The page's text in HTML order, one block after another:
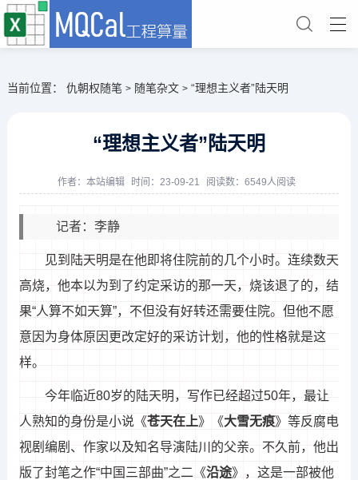
当前位置： 仇朝权随笔 > 随笔杂文 > “理想主义者”陆天明
“理想主义者”陆天明
作者：本站编辑 时间：23-09-21 阅读数：6549人阅读
记者：李静
见到陆天明是在他即将住院前的几个小时。连续数天
高烧，他本以为到了约定采访的那一天，烧该退了的，结
果“人算不如天算”，不但没有好转还需要住院。但他不愿
意因为身体原因更改定好的采访计划，他的性格就是这
样。
今年临近80岁的陆天明，写作已经超过50年，最让
人熟知的身份是小说《苍天在上》《大雪无痕》等反腐电
视剧编剧、作家以及知名导演陆川的父亲。不久前，他出
版了封笔之作“中国三部曲”之二《沿途》，这是一部被他